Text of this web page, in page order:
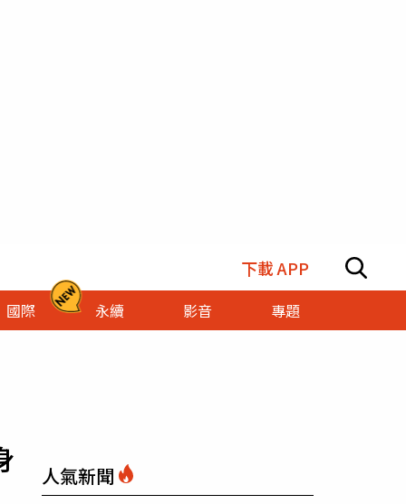
下載 APP
國際 永續 影音 專題
人氣新聞